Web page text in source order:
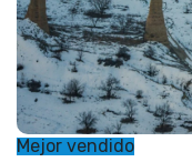
Mejor vendido